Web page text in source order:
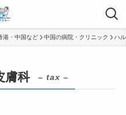
港・中国など 中国の病院・クリニック ハ
膚科 – tax –